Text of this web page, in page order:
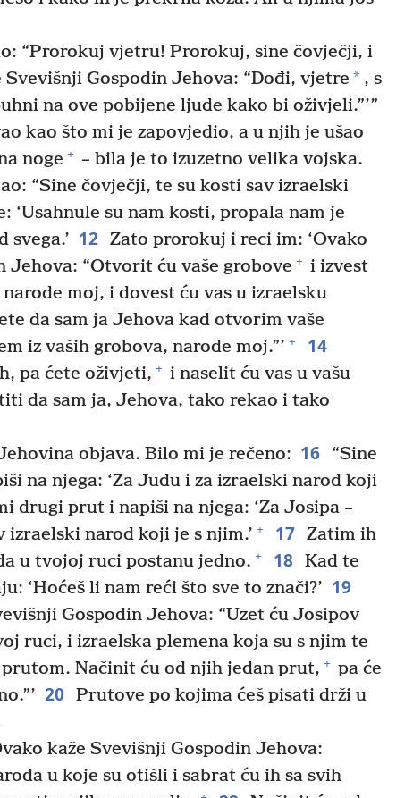
“Prorokuj vjetru! Prorokuj, sine čovječji, i
Svevišnji Gospodin Jehova: “Dođi, vjetre * , s
na ove pobijene ljude kako bi oživjeli.”’”
kao što mi je zapovjedio, a u njih je ušao
noge + – bila je to izuzetno velika vojska.
“Sine čovječji, te su kosti sav izraelski
‘Usahnule su nam kosti, propala nam je
svega.’ 12 Zato prorokuj i reci im: ‘Ovako
Jehova: “Otvorit ću vaše grobove + i izvest
moj, i dovest ću vas u izraelsku
da sam ja Jehova kad otvorim vaše
iz vaših grobova, narode moj.”’ + 14
pa ćete oživjeti, + i naselit ću vas u vašu
da sam ja, Jehova, tako rekao i tako
objava. Bilo mi je rečeno: 16
“Sine
na njega: ‘Za Judu i za izraelski narod koji
drugi prut i napiši na njega: ‘Za Josipa –
narod koji je s njim.’ + 17 Zatim ih
u tvojoj ruci postanu jedno. + 18 Kad te
‘Hoćeš li nam reći što sve to znači?’ 19
Gospodin Jehova: “Uzet ću Josipov
ruci, i izraelska plemena koja su s njim te
Načinit ću od njih jedan prut, + pa će
20 Prutove po kojima ćeš pisati drži u
kaže Svevišnji Gospodin Jehova:
u koje su otišli i sabrat ću ih sa svih